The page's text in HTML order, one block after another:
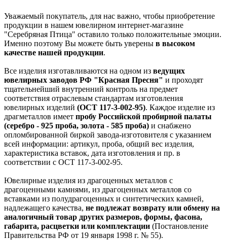
Уважаемый покупатель, для нас важно, чтобы приобретение
продукции в нашем ювелирном интернет-магазине
"Серебряная Птица" оставило только положительные эмоции.
Именно поэтому Вы можете быть уверены в высоком
качестве нашей продукции.
Все изделия изготавливаются на одном из ведущих
ювелирных заводов РФ "Красная Пресня" и проходят
тщательнейший внутренний контроль на предмет
соответствия отраслевым стандартам изготовления
ювелирных изделий (ОСТ 117-3-002-95). Каждое изделие из
драгметаллов имеет пробу Российской пробирной палаты
(серебро - 925 проба, золота - 585 проба) и снабжено
опломбированной биркой завода-изготовителя с указанием
всей информации: артикул, проба, общий вес изделия,
характеристика вставок, дата изготовления и пр. в
соответствии с ОСТ 117-3-002-95.
Ювелирные изделия из драгоценных металлов с
драгоценными камнями, из драгоценных металлов со
вставками из полудрагоценных и синтетических камней,
надлежащего качества, не подлежат возврату или обмену на
аналогичный товар других размеров, формы, фасона,
габарита, расцветки или комплектации (Постановление
Правительства РФ от 19 января 1998 г. № 55).